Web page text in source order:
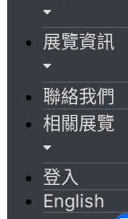
展覽資訊
聯絡我們
相關展覽
登入
English